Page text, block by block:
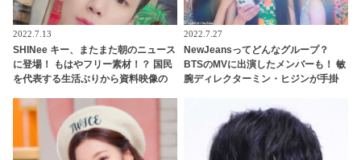
2022.7.13
SHINee キー、またまた朝のニュース
に登場！ もはやフリー素材！？ 国民
を代表する生活ぶりから資料映像の
2022.7.27
NewJeansってどんなグループ？
BTSのMVに出演したメンバーも！ 敏
腕ディレクターミン・ヒジンが手掛
トに注目殺到中